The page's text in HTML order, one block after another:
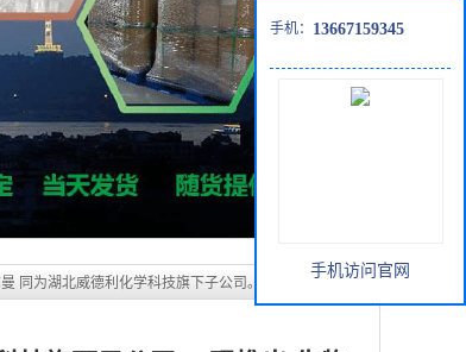
同为湖北威德利化学科技旗下子公司。 现推出 生物缓
现货供应 价格优惠 质量保障
旗下子公司。 现推出 生物
42-5】 优惠促销 现货供应
手机： 13667159345
手机访问官网